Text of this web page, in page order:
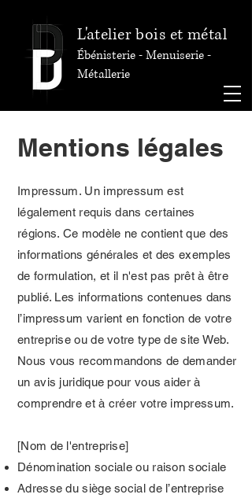
L'atelier bois et métal
Ébénisterie - Menuiserie -
Métallerie
Mentions légales
Impressum. Un impressum est
légalement requis dans certaines
régions. Ce modèle ne contient que des
informations générales et des exemples
de formulation, et il n'est pas prêt à être
publié. Les informations contenues dans
l’impressum varient en fonction de votre
entreprise ou de votre type de site Web.
Nous vous recommandons de demander
un avis juridique pour vous aider à
comprendre et à créer votre impressum.
[Nom de l'entreprise]
Dénomination sociale ou raison sociale
Adresse du siège social de l’entreprise